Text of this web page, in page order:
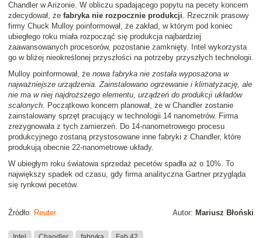
Chandler w Arizonie. W obliczu spadającego popytu na pecety koncern
zdecydował, że fabryka nie rozpocznie produkcji. Rzecznik prasowy
firmy Chuck Mulloy poinformował, że zakład, w którym pod koniec
ubiegłego roku miała rozpocząć się produkcja najbardziej
zaawansowanych procesorów, pozostanie zamknięty. Intel wykorzysta
go w bliżej nieokreślonej przyszłości na potrzeby przyszłych technologii.
Mulloy poinformował, że nowa fabryka nie została wyposażona w
najważniejsze urządzenia. Zainstalowano ogrzewanie i klimatyzację, ale
nie ma w niej najdroższego elementu, urządzeń do produkcji układów
scalonych. Początkowo koncern planował, że w Chandler zostanie
zainstalowany sprzęt pracujący w technologii 14 nanometrów. Firma
zrezygnowała z tych zamierzeń. Do 14-nanometrowego procesu
produkcyjnego zostaną przystosowane inne fabryki z Chandler, które
produkują obecnie 22-nanometrowe układy.
W ubiegłym roku światowa sprzedaż pecetów spadła aż o 10%. To
największy spadek od czasu, gdy firma analityczna Gartner przygląda
się rynkowi pecetów.
Autor: Mariusz Błoński
Źródło: Reuter